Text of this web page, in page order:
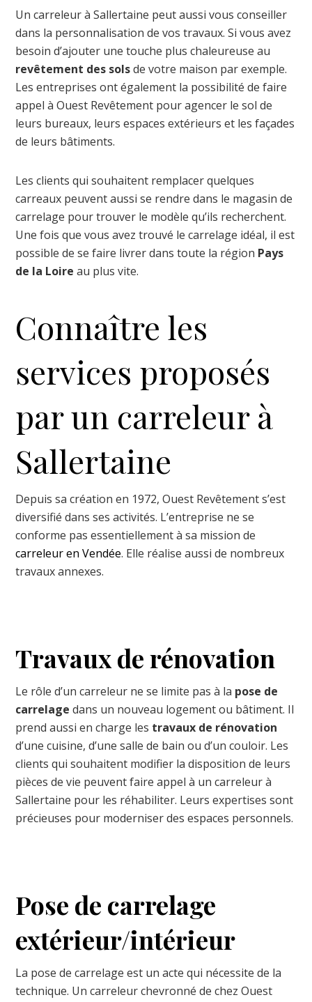
Un carreleur à Sallertaine peut aussi vous conseiller
dans la personnalisation de vos travaux. Si vous avez
besoin d’ajouter une touche plus chaleureuse au
revêtement des solsde votre maison par exemple.
Les entreprises ont également la possibilité de faire
appel à Ouest Revêtement pour agencer le sol de
leurs bureaux, leurs espaces extérieurs et les façades
de leurs bâtiments.
Les clients qui souhaitent remplacer quelques
carreaux peuvent aussi se rendre dans le magasin de
carrelage pour trouver le modèle qu’ils recherchent.
Une fois que vous avez trouvé le carrelage idéal, il est
possible de se faire livrer dans toute la région Pays
de la Loire au plus vite.
Connaître les
services proposés
par un carreleur à
Sallertaine
Depuis sa création en 1972, Ouest Revêtement s’est
diversifié dans ses activités. L’entreprise ne se
conforme pas essentiellement à sa mission de
carreleur en Vendée. Elle réalise aussi de nombreux
travaux annexes.
Travaux de rénovation
Le rôle d’un carreleur ne se limite pas à la pose de
carrelage dans un nouveau logement ou bâtiment. Il
prend aussi en charge les travaux de rénovation
d’une cuisine, d’une salle de bain ou d’un couloir. Les
clients qui souhaitent modifier la disposition de leurs
pièces de vie peuvent faire appel à un carreleur à
Sallertaine pour les réhabiliter. Leurs expertises sont
précieuses pour moderniser des espaces personnels.
Pose de carrelage
extérieur/intérieur
La pose de carrelage est un acte qui nécessite de la
technique. Un carreleur chevronné de chez Ouest